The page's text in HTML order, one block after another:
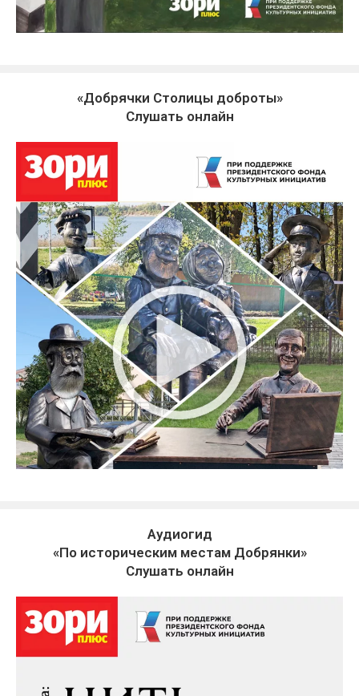
«Добрячки Столицы доброты»
Слушать онлайн
Аудиогид
«По историческим местам Добрянки»
Слушать онлайн